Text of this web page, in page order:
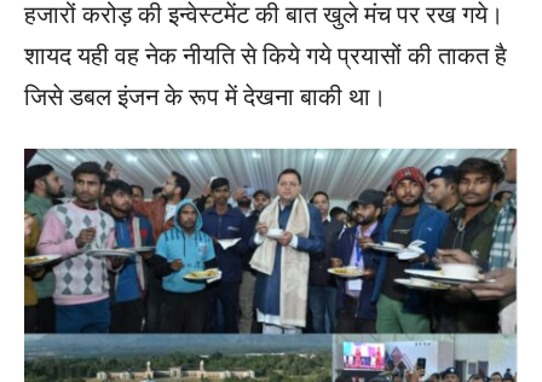
हजारों करोड़ की इन्वेस्टमेंट की बात खुले मंच पर रख गये।
शायद यही वह नेक नीयति से किये गये प्रयासों की ताकत है
जिसे डबल इंजन के रूप में देखना बाकी था।